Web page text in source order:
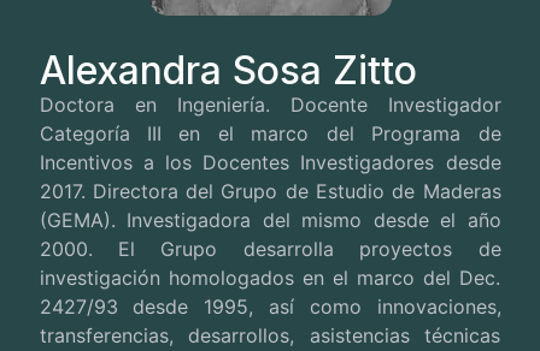
Alexandra Sosa Zitto
Doctora en Ingeniería. Docente Investigador
Categoría III en el marco del Programa de
Incentivos a los Docentes Investigadores desde
2017. Directora del Grupo de Estudio de Maderas
(GEMA). Investigadora del mismo desde el año
2000. El Grupo desarrolla proyectos de
investigación homologados en el marco del Dec.
2427/93 desde 1995, así como innovaciones,
transferencias, desarrollos, asistencias técnicas